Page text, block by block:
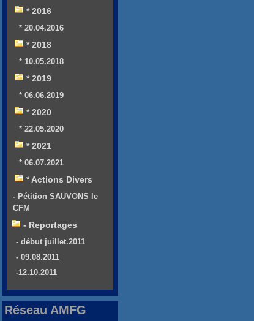
* 2016
* 20.04.2016
* 2018
* 10.05.2018
* 2019
* 06.06.2019
* 2020
* 22.05.2020
* 2021
* 06.07.2021
* Actions Divers
- Pétition SAUVONS le
CFM
- Reportages
- début juillet.2011
- 09.08.2011
-12.10.2011
Réseau AMFG